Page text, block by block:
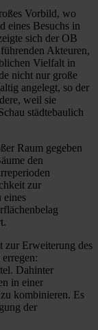
Vorbild, wo
eines Besuchs in
sich der OB
Akteuren,
Vielfalt in
nicht nur große
angelegt, so der
weil sie
städtebaulich
Raum gegeben
den
zur
eines
zur Erweiterung des
Dahinter
in ­einer
kombinieren. Es
der